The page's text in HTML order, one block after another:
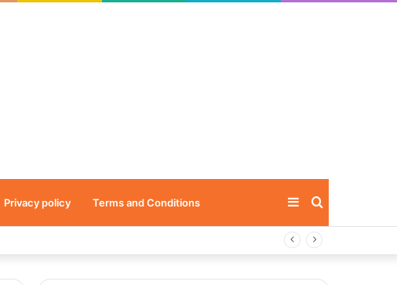
Privacy policy Terms and Conditions Sidebar